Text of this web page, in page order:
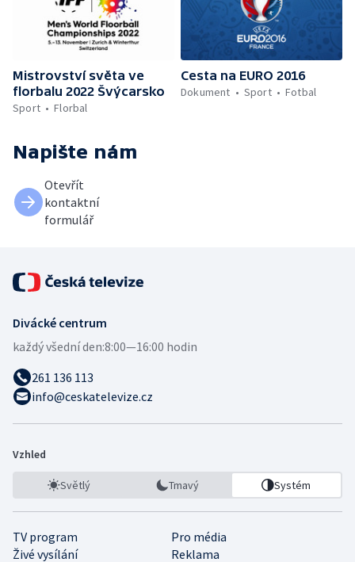
Mistrovství světa ve
florbalu 2022 Švýcarsko
Sport
Florbal
Cesta na EURO 2016
Dokument
Sport Fotbal
Napište nám
Otevřít
kontaktní
formulář
Divácké centrum
každý všední den:8:00—16:00 hodin
261 136 113
info@ceskatelevize.cz
Vzhled
Světlý Tmavý Systém
TV program
Pro média
Živé vysílání
Reklama